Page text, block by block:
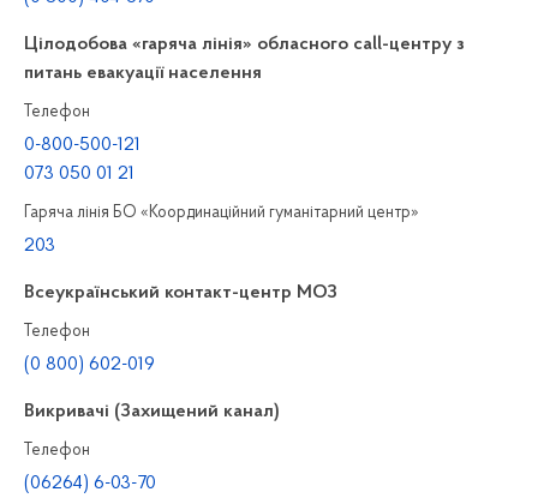
Цілодобова «гаряча лінія» обласного call-центру з
питань евакуації населення
Телефон
0-800-500-121
073 050 01 21
Гаряча лінія БО «Координаційний гуманітарний центр»
203
Всеукраїнський контакт-центр МОЗ
Телефон
(0 800) 602-019
Викривачі (Захищений канал)
Телефон
(06264) 6-03-70